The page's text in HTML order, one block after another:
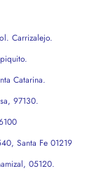
Carrizalejo.
Catarina.
97130.
Santa Fe 01219
05120.